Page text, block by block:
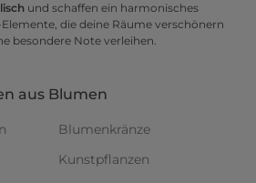
und schaffen ein harmonisches
Elemente, die deine Räume verschönern
besondere Note verleihen.
aus Blumen
Blumenkränze
Kunstpflanzen